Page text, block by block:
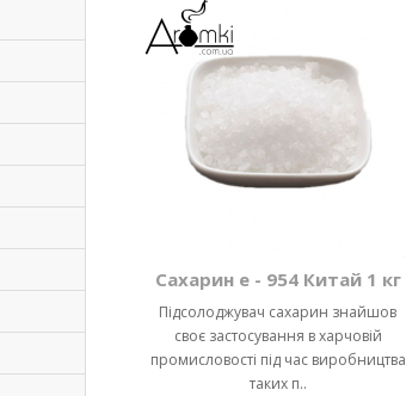
Сахарин е - 954 Китай 1 кг
Підсолоджувач сахарин знайшов
своє застосування в харчовій
промисловості під час виробництва
таких п..